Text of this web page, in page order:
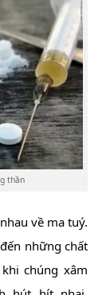
thần
về ma tuý.
những chất
chúng xâm